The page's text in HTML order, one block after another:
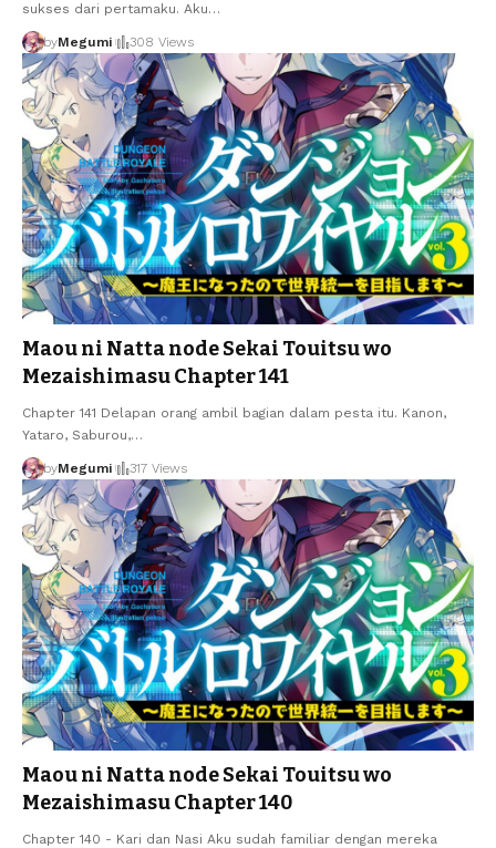
sukses dari pertamaku. Aku…
byMegumi 308 Views
Maou ni Natta node Sekai Touitsu wo
Mezaishimasu Chapter 141
Chapter 141 Delapan orang ambil bagian dalam pesta itu. Kanon,
Yataro, Saburou,…
byMegumi 317 Views
Maou ni Natta node Sekai Touitsu wo
Mezaishimasu Chapter 140
Chapter 140 - Kari dan Nasi Aku sudah familiar dengan mereka